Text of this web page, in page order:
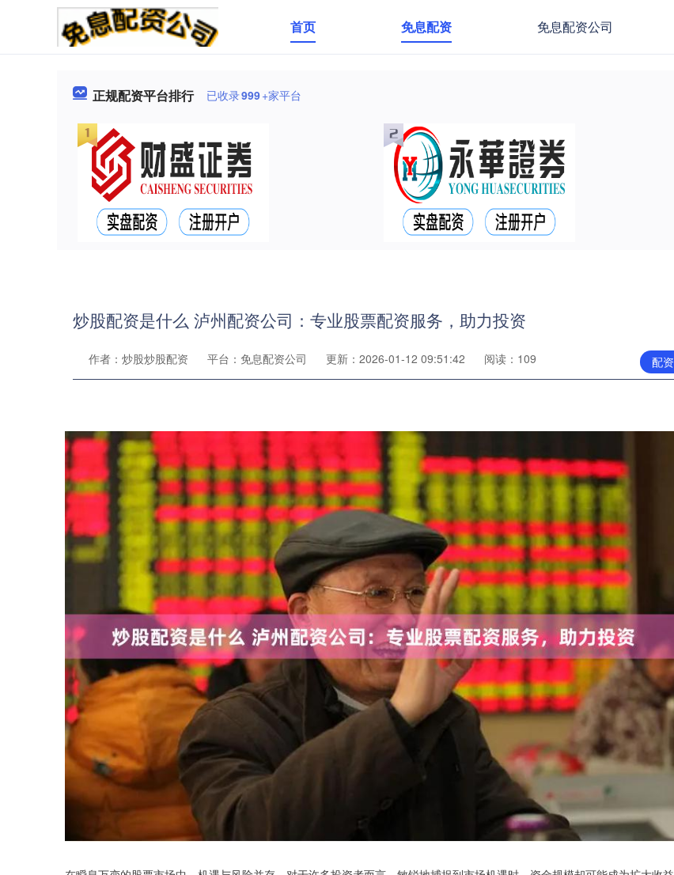
首页 免息配资 免息配资公司
正规配资平台排行 已收录999+家平台
炒股配资是什么 泸州配资公司：专业股票配资服务，助力投资
配资
作者：炒股炒股配资 平台：免息配资公司 更新：2026-01-12 09:51:42 阅读：109